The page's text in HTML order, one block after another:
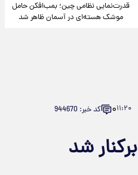
قدرت‌نمایی نظامی چین؛ بمب‌افکن حامل
موشک هسته‌ای در آسمان ظاهر شد
۱۱:۲۰۰ کد خبر: 944670
شد